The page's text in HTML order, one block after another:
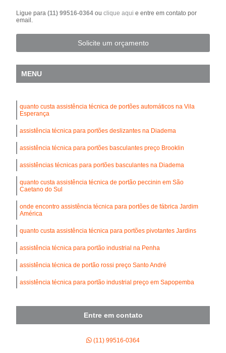
Ligue para(11) 99516-0364ouclique aqui e entre em contato por
email.
Solicite um orçamento
MENU
quanto custa assistência técnica de portões automáticos na Vila
Esperança
assistência técnica para portões deslizantes na Diadema
assistência técnica para portões basculantes preço Brooklin
assistências técnicas para portões basculantes na Diadema
quanto custa assistência técnica de portão peccinin em São
Caetano do Sul
onde encontro assistência técnica para portões de fábrica Jardim
América
quanto custa assistência técnica para portões pivotantes Jardins
assistência técnica para portão industrial na Penha
assistência técnica de portão rossi preço Santo André
assistência técnica para portão industrial preço em Sapopemba
Entre em contato
(11) 99516-0364